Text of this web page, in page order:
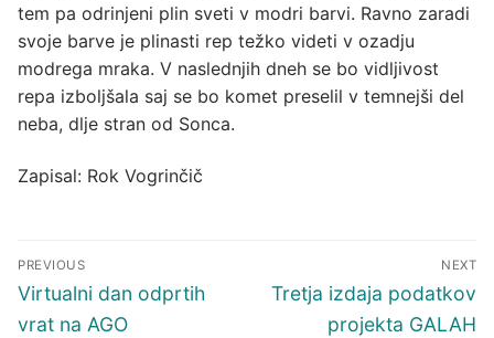
tem pa odrinjeni plin sveti v modri barvi. Ravno zaradi
svoje barve je plinasti rep težko videti v ozadju
modrega mraka. V naslednjih dneh se bo vidljivost
repa izboljšala saj se bo komet preselil v temnejši del
neba, dlje stran od Sonca.
Zapisal: Rok Vogrinčič
Navigacija
prispevka
PREVIOUS
Previous
post:
Virtualni dan odprtih
vrat na AGO
NEXT
Next
Tretja izdaja podatkov
projekta GALAH